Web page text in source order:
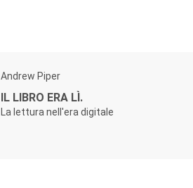
Andrew Piper
IL LIBRO ERA LÌ.
La lettura nell'era digitale